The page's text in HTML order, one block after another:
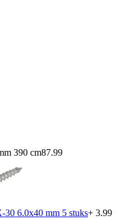
390 cm87.99
30 6.0x40 mm 5 stuks+ 3.99